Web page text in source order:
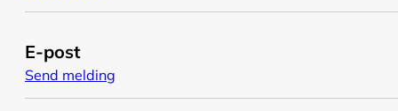
E-post
Send melding